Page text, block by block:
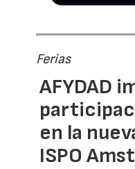
Ferias
AFYDAD
en la
ISPO